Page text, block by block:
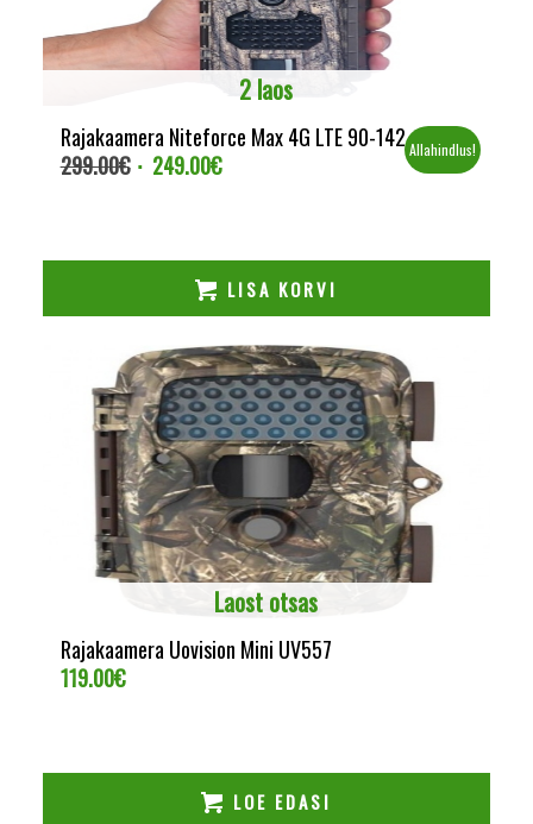
2 laos
Rajakaamera Niteforce Max 4G LTE 90-142
299.00€ Algne249.00€Current
Allahindlus!
LISA KORVI
Laost otsas
Rajakaamera Uovision Mini UV557
119.00€
LOE EDASI